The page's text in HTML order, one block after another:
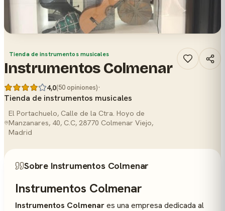
Tienda de instrumentos musicales
Instrumentos Colmenar
4,0(50 opiniones)·
Tienda de instrumentos musicales
El Portachuelo, Calle de la Ctra. Hoyo de
Manzanares, 40, C.C, 28770 Colmenar Viejo,
Madrid
Sobre Instrumentos Colmenar
Instrumentos Colmenar
Instrumentos Colmenares una empresa dedicada al